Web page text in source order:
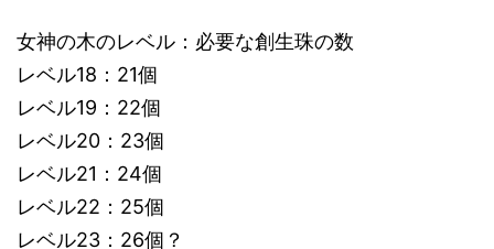
女神の木のレベル：必要な創生珠の数
レベル18：21個
レベル19：22個
レベル20：23個
レベル21：24個
レベル22：25個
レベル23：26個？